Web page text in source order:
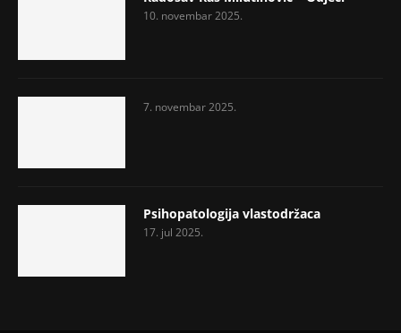
10. novembar 2025.
7. novembar 2025.
Psihopatologija vlastodržaca
17. jul 2025.